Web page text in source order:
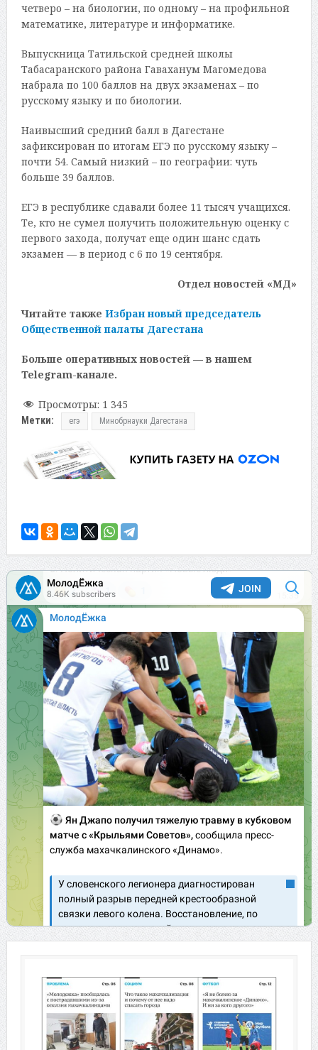
четверо – на биологии, по одному – на профильной
математике, литературе и информатике.
Выпускница Татильской средней школы
Табасаранского района Гаваханум Магомедова
набрала по 100 баллов на двух экзаменах – по
русскому языку и по биологии.
Наивысший средний балл в Дагестане
зафиксирован по итогам ЕГЭ по русскому языку –
почти 54. Самый низкий – по географии: чуть
больше 39 баллов.
ЕГЭ в республике сдавали более 11 тысяч учащихся.
Те, кто не сумел получить положительную оценку с
первого захода, получат еще один шанс сдать
экзамен — в период с 6 по 19 сентября.
Отдел новостей «МД»
Читайте также Избран новый председатель
Общественной палаты Дагестана
Больше оперативных новостей — в нашем
Telegram-канале.
Просмотры: 1 345
Метки: егэ Минобрнауки Дагестана